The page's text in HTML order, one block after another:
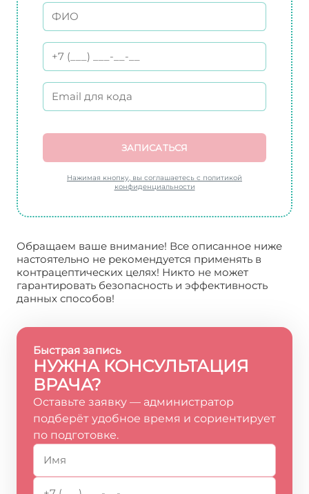
ЗАПИСАТЬСЯ
Нажимая кнопку, вы соглашаетесь с политикой
конфиденциальности
Обращаем ваше внимание! Все описанное ниже
настоятельно не рекомендуется применять в
контрацептических целях! Никто не может
гарантировать безопасность и эффективность
данных способов!
Быстрая запись
НУЖНА КОНСУЛЬТАЦИЯ
ВРАЧА?
Оставьте заявку — администратор
подберёт удобное время и сориентирует
по подготовке.